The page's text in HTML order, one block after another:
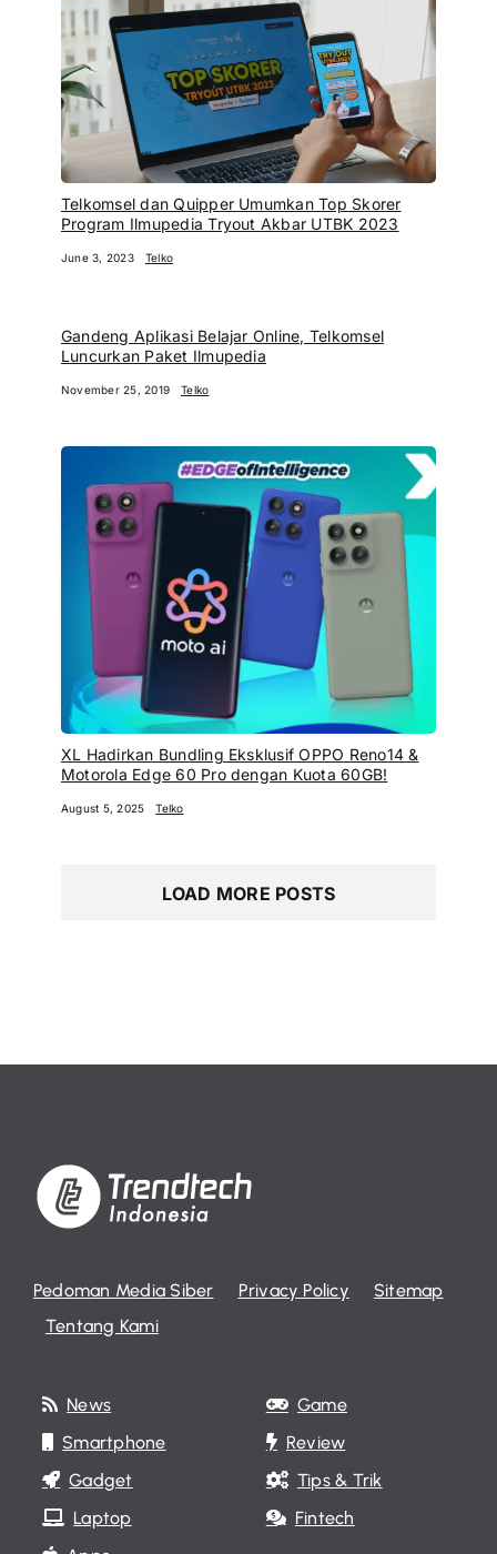
Telkomsel dan Quipper Umumkan Top Skorer
Program Ilmupedia Tryout Akbar UTBK 2023
June 3, 2023 Telko
Gandeng Aplikasi Belajar Online, Telkomsel
Luncurkan Paket Ilmupedia
November 25, 2019 Telko
XL Hadirkan Bundling Eksklusif OPPO Reno14 &
Motorola Edge 60 Pro dengan Kuota 60GB!
August 5, 2025 Telko
LOAD MORE POSTS
Pedoman Media Siber Privacy Policy
Sitemap
Tentang Kami
News
Smartphone
Gadget
Laptop
Game
Review
Tips & Trik
Fintech